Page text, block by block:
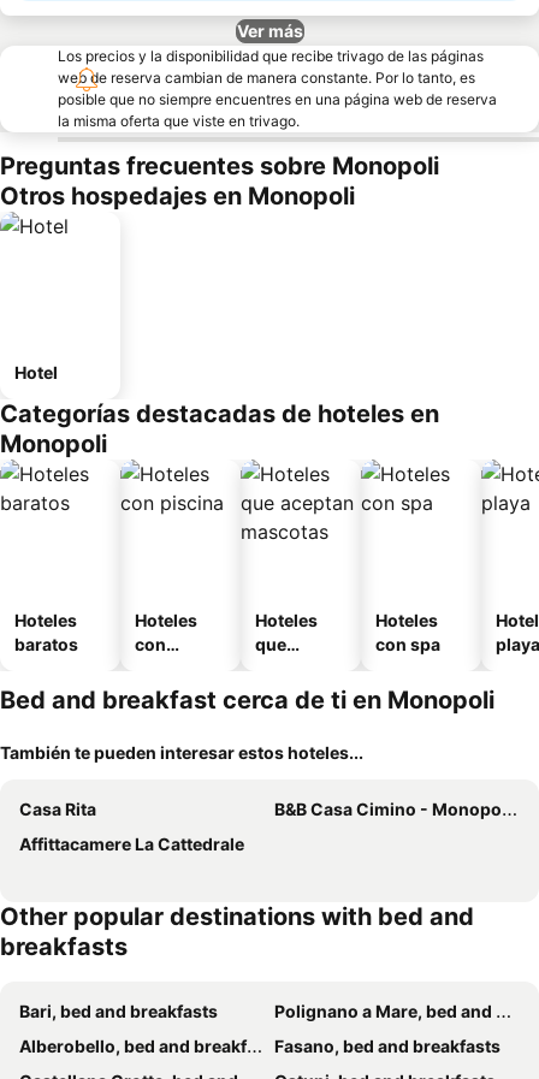
Ver más
Los precios y la disponibilidad que recibe trivago de las páginas
web de reserva cambian de manera constante. Por lo tanto, es
posible que no siempre encuentres en una página web de reserva
la misma oferta que viste en trivago.
Preguntas frecuentes sobre Monopoli
Otros hospedajes en Monopoli
Hotel
Categorías destacadas de hoteles en
Monopoli
Hoteles
baratos
Hoteles
con
Hoteles
que
mascotas
Hoteles
con spa
playa
Bed and breakfast cerca de ti en Monopoli
También te pueden interesar estos hoteles...
Casa Rita
B&B Casa Cimino - Monopoli - Puglia
Affittacamere La Cattedrale
Other popular destinations with bed and
breakfasts
Bari, bed and breakfasts
Polignano a Mare, bed and breakfasts
Alberobello, bed and breakfasts
Fasano, bed and breakfasts